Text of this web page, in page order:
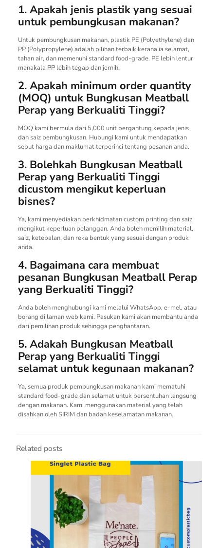
1. Apakah jenis plastik yang sesuai
untuk pembungkusan makanan?
Untuk pembungkusan makanan, plastik PE (Polyethylene) dan
PP (Polypropylene) adalah pilihan terbaik kerana ia selamat,
tahan air, dan memenuhi standard food-grade. PE lebih lentur
manakala PP lebih tegap dan jernih.
2. Apakah minimum order quantity
(MOQ) untuk Bungkusan Meatball
Perap yang Berkualiti Tinggi?
MOQ kami bermula dari 5,000 unit bergantung kepada jenis
dan saiz pembungkusan. Hubungi kami untuk mendapatkan
sebut harga dan maklumat terperinci tentang pesanan anda.
3. Bolehkah Bungkusan Meatball
Perap yang Berkualiti Tinggi
dicustom mengikut keperluan
bisnes?
Ya, kami menyediakan perkhidmatan custom printing dan saiz
mengikut keperluan pelanggan. Anda boleh memilih material,
saiz, ketebalan, dan reka bentuk yang sesuai dengan produk
anda.
4. Bagaimana cara membuat
pesanan Bungkusan Meatball Perap
yang Berkualiti Tinggi?
Anda boleh menghubungi kami melalui WhatsApp, e-mel, atau
borang di laman web kami. Pasukan kami akan membantu anda
dari pemilihan produk sehingga penghantaran.
5. Adakah Bungkusan Meatball
Perap yang Berkualiti Tinggi
selamat untuk kegunaan makanan?
Ya, semua produk pembungkusan makanan kami mematuhi
standard food-grade dan selamat untuk bersentuhan langsung
dengan makanan. Kami menggunakan material yang telah
disahkan oleh SIRIM dan badan keselamatan makanan.
Related posts